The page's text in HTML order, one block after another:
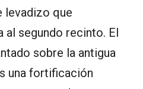
levadizo que
al segundo recinto. El
sobre la antigua
una fortificación